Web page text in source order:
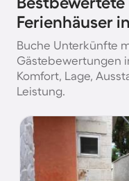
Ferienhäuser
Buche Unterkünfte
Gästebewertungen
Komfort, Lage,
Leistung.